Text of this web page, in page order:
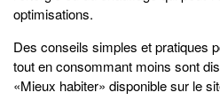
optimisations.
Des conseils simples et pratiques
tout en consommant moins sont
«Mieux habiter» disponible sur le